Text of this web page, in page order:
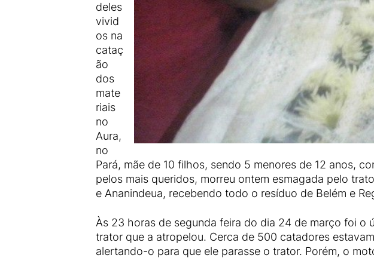
deles
vivid
os na
cataç
ão
dos
mate
riais
no
Aura,
no
Pará, mãe de 10 filhos, sendo 5 menores de 12 anos,
pelos mais queridos, morreu ontem esmagada pelo
e Ananindeua, recebendo todo o resíduo de Belém e
Às 23 horas de segunda feira do dia 24 de março foi
trator que a atropelou. Cerca de 500 catadores
alertando-o para que ele parasse o trator. Porém, o